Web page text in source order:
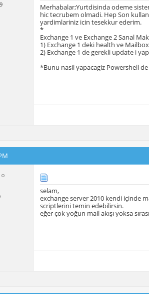
Merhabalar;Yurtdisinda odeme
hic tecrubem olmadi. Hep Son
yardimlariniz icin tesekkur ederim.
*
Exchange 1 ve Exchange 2 Sanal
1) Exchange 1 deki health ve
2) Exchange 1 de gerekli update i
*Bunu nasil yapacagiz Powershell
selam,
exchange server 2010 kendi içinde
scriptlerini temin edebilirsin.
eğer çok yoğun mail akışı yoksa